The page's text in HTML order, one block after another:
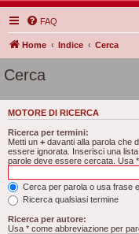
FAQ
Home Indice Cerca
Cerca
MOTORE DI RICERCA
Ricerca per termini:
Metti un + davanti alla parola che
essere ignorata. Inserisci una
parole deve essere cercata. Usa
Cerca per parola o usa frase
Ricerca qualsiasi termine
Ricerca per autore:
Usa * come abbreviazione per